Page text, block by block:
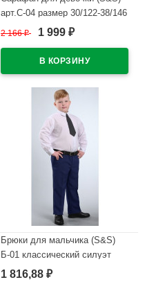
арт.С-04 размер 30/122-38/146
цвет темно-синий
2 166₽ 1 999 ₽
Брюки для мальчика (S&S)
Б-01 классический силуэт
размер 36/128-42/146 цвет
1 816,88 ₽